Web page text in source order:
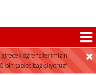
girecek öğrencilerimizin
bin tablet bağışlıyoruz”